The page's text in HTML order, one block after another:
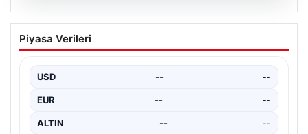
06.08.2026
Çanakkale’de böcek ilaçlaması felakete
dönüştü. Yusuf öldü, annesi yoğun
{“title”: “Çanakkale’de Böcek İlaçlaması Felaketle Bitti:
“content”:…
Piyasa Verileri
USD -- --
EUR -- --
ALTIN -- --